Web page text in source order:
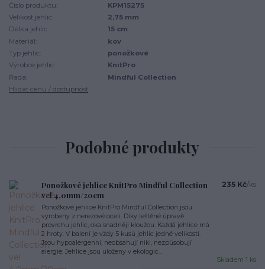
Číslo produktu:
KPM15275
Velikost jehlic:
2,75 mm
Délka jehlic:
15 cm
Materiál:
kov
Typ jehlic:
ponožkové
Výrobce jehlic:
KnitPro
Řada:
Mindful Collection
Hlídat cenu / dostupnost
Podobné produkty
Ponožkové jehlice KnitPro Mindful Collection
vel 4,0mm/20cm
Ponožkové jehlice KnitPro Mindful Collection jsou
vyrobeny z nerezové oceli. Díky leštěné úpravě
provrchu jehlic, oka snadněji kloužou. Každá jehlice má
2 hroty. V balení je vždy 5 kusů jehlic jedné velikosti.
Jsou hypoalergenní, neobsahují nikl, nezpůsobují
alergie. Jehlice jsou uloženy v ekologic...
235 Kč/ks
Skladem 1 ks